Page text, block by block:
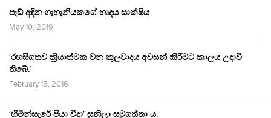
පෑඩ් අඳින ගැහැනියකගේ හෘදය සාක්ෂිය
May 10, 2019
‘රහසිගතව ක්‍රියාත්මක වන කුලවාදය අවසන් කිරීමට කාලය උදාවී
තිබේ.’
February 15, 2016
‘හිමින්සැරේ පියා විදා‘ සුනිලා සමුගත්තා ය.